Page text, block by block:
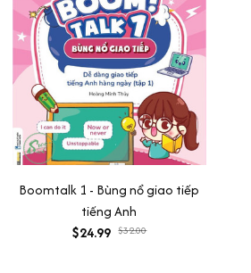
Boomtalk 1 - Bùng nổ giao tiếp
tiếng Anh
$24.99 $32.00